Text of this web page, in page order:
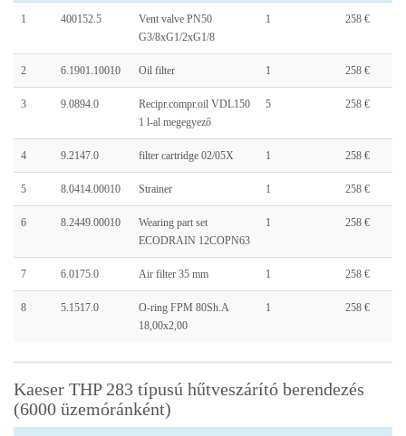
1 400152.5
Vent valve PN50
G3/8xG1/2xG1/8
1 258 €
2 6.1901.10010 Oil filter 1 258 €
3 9.0894.0
Recipr.compr.oil VDL150
1 l-al megegyező
5 258 €
4 9.2147.0 filter cartridge 02/05X 1 258 €
5 8.0414.00010 Strainer 1 258 €
6 8.2449.00010
Wearing part set
ECODRAIN 12COPN63
1 258 €
7 6.0175.0 Air filter 35 mm 1 258 €
8 5.1517.0
O-ring FPM 80Sh.A
18,00x2,00
1 258 €
Kaeser THP 283 típusú hűtveszárító berendezés
(6000 üzemóránként)